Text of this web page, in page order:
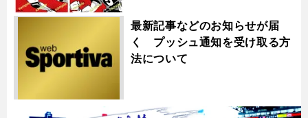
最新記事などのお知らせが届
く プッシュ通知を受け取る方
法について